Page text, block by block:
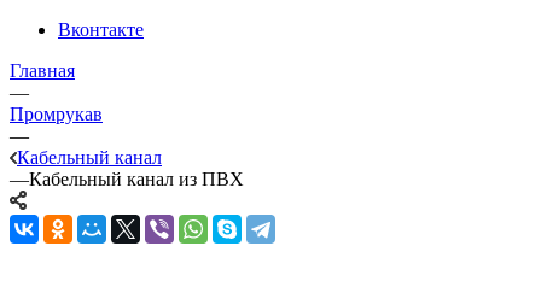
Вконтакте
Главная
—
Промрукав
—
Кабельный канал
—Кабельный канал из ПВХ